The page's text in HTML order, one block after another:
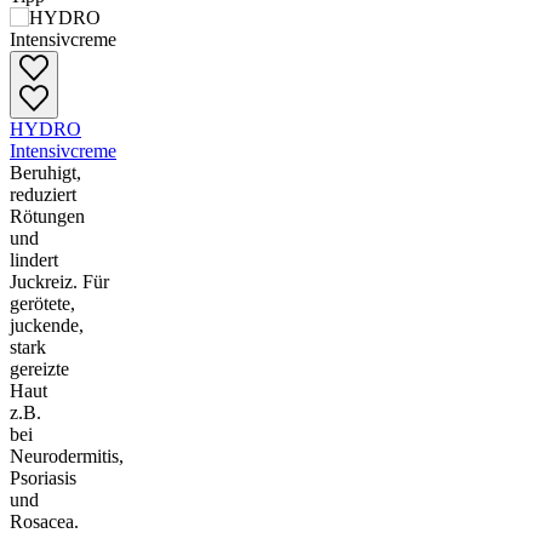
HYDRO
Intensivcreme
Beruhigt,
reduziert
Rötungen
und
lindert
Juckreiz. Für
gerötete,
juckende,
stark
gereizte
Haut
z.B.
bei
Neurodermitis,
Psoriasis
und
Rosacea.